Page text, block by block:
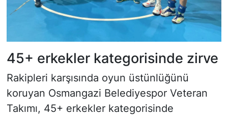
45+ erkekler kategorisinde zirve
Rakipleri karşısında oyun üstünlüğünü
koruyan Osmangazi Belediyespor Veteran
Takımı, 45+ erkekler kategorisinde